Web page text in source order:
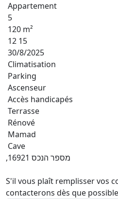
Appartement
5
120 m²
12 15
30/8/2025
Climatisation
Parking
Ascenseur
Accès handicapés
Terrasse
Rénové
Mamad
Cave
,מספר הנכס 16921
S'il vous plaît remplisser vos
contacterons dès que possible